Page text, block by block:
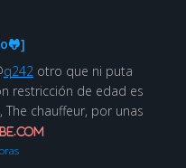
q242 otro que ni puta
restricción de edad es
chauffeur, por unas